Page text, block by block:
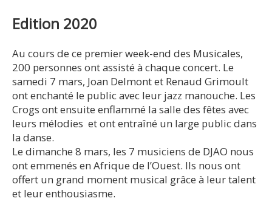
Edition 2020
Au cours de ce premier week-end des Musicales,
200 personnes ont assisté à chaque concert. Le
samedi 7 mars, Joan Delmont et Renaud Grimoult
ont enchanté le public avec leur jazz manouche. Les
Crogs ont ensuite enflammé la salle des fêtes avec
leurs mélodies et ont entraîné un large public dans
la danse.
Le dimanche 8 mars, les 7 musiciens de DJAO nous
ont emmenés en Afrique de l’Ouest. Ils nous ont
offert un grand moment musical grâce à leur talent
et leur enthousiasme.